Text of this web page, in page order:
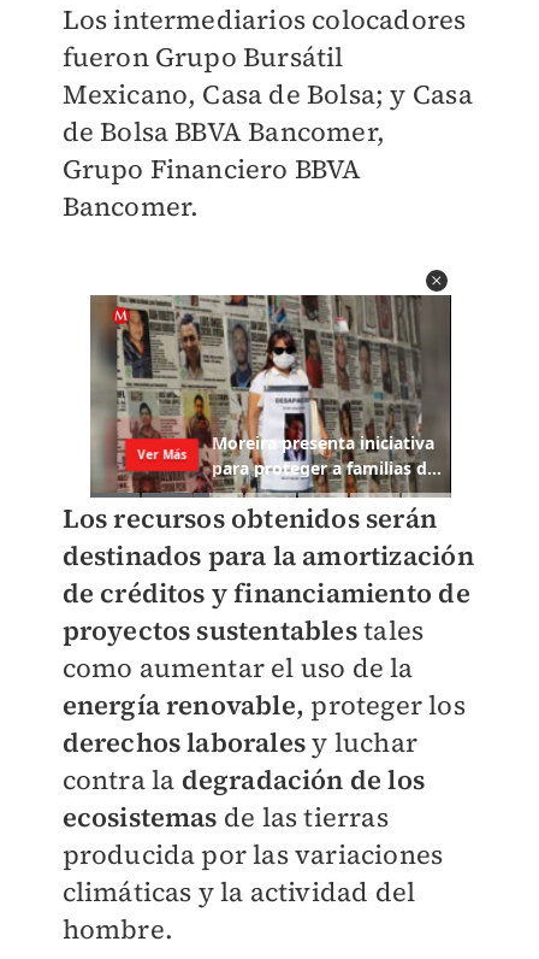
Los intermediarios colocadores
fueron Grupo Bursátil
Mexicano, Casa de Bolsa; y Casa
de Bolsa BBVA Bancomer,
Grupo Financiero BBVA
Bancomer.
Los recursos obtenidos serán
destinados para la amortización
de créditos y financiamiento de
proyectos sustentablestales
como aumentar el uso de la
energía renovable, proteger los
derechos laboralesy luchar
contra la degradación de los
ecosistemas de las tierras
producida por las variaciones
climáticas y la actividad del
hombre.